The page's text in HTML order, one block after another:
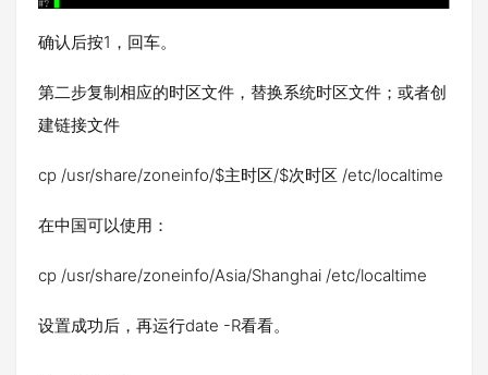
确认后按1，回车。
第二步复制相应的时区文件，替换系统时区文件；或者创
建链接文件
cp /usr/share/zoneinfo/$主时区/$次时区 /etc/localtime
在中国可以使用：
cp /usr/share/zoneinfo/Asia/Shanghai /etc/localtime
设置成功后，再运行date -R看看。